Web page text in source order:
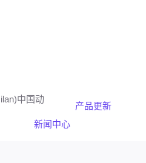
中国动
产品更新
新闻中心